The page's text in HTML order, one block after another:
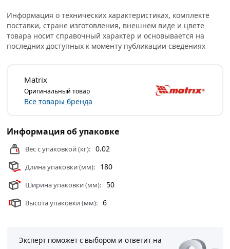
Условия доставки и цены на товар Сверло по металлу
4.5 мм HSS Co-5% Matriх 71422 из категории Сверла по
металлудействительны в Москве и области.
Информация о технических характеристиках, комплекте
поставки, стране изготовления, внешнем виде и цвете
товара носит справочный характер и основывается на
последних доступных к моменту публикации сведениях
Matrix
Оригинальный товар
Все товары бренда
Информация об упаковке
Вес с упаковкой (кг): 0.02
Длина упаковки (мм): 180
Ширина упаковки (мм): 50
Высота упаковки (мм): 6
Эксперт поможет с выбором и ответит на